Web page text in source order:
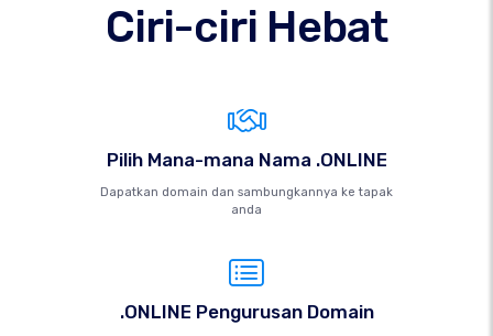
Ciri-ciri Hebat
Pilih Mana-mana Nama .ONLINE
Dapatkan domain dan sambungkannya ke tapak
anda
.ONLINE Pengurusan Domain